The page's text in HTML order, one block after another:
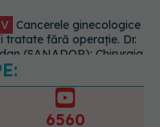
Brahiterapie vs
externă în cancerul
Dr. Sorin Bogdan
explică diferența și
tratamentul
6560
ABONAȚI